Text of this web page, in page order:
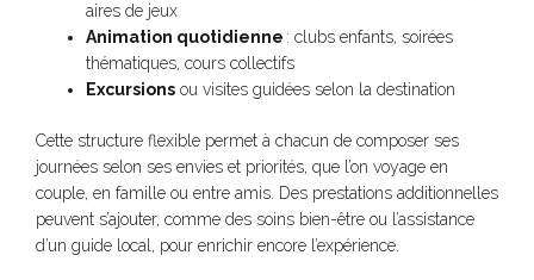
aires de jeux
Animation quotidienne : clubs enfants, soirées
thématiques, cours collectifs
Excursions ou visites guidées selon la destination
Cette structure flexible permet à chacun de composer ses
journées selon ses envies et priorités, que l’on voyage en
couple, en famille ou entre amis. Des prestations additionnelles
peuvent s’ajouter, comme des soins bien-être ou l’assistance
d’un guide local, pour enrichir encore l’expérience.